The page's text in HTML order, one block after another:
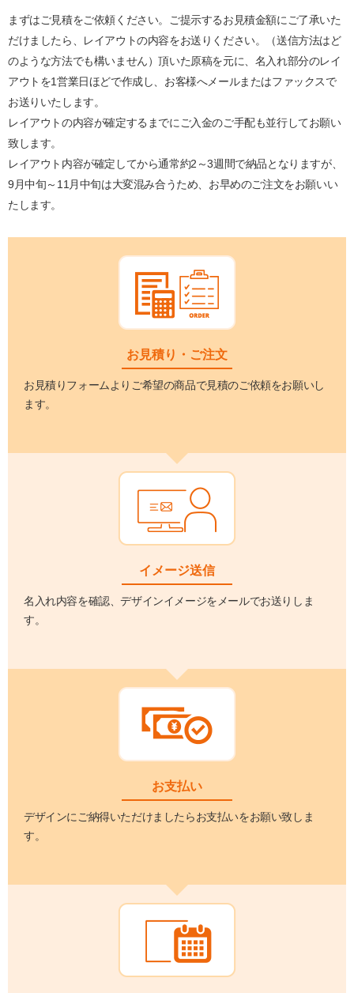
まずはご見積をご依頼ください。ご提示するお見積金額にご了承いた
だけましたら、レイアウトの内容をお送りください。（送信方法はど
のような方法でも構いません）頂いた原稿を元に、名入れ部分のレイ
アウトを1営業日ほどで作成し、お客様へメールまたはファックスで
お送りいたします。
レイアウトの内容が確定するまでにご入金のご手配も並行してお願い
致します。
レイアウト内容が確定してから通常約2～3週間で納品となりますが、
9月中旬～11月中旬は大変混み合うため、お早めのご注文をお願いい
たします。
お見積り・ご注文
お見積りフォームよりご希望の商品で見積のご依頼をお願いし
ます。
イメージ送信
名入れ内容を確認、デザインイメージをメールでお送りしま
す。
お支払い
デザインにご納得いただけましたらお支払いをお願い致しま
す。